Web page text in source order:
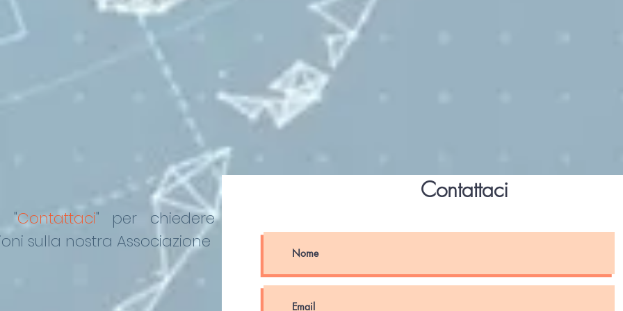
DEL “DE PINEDO-
COLONNA”
"Contattaci"
per chiedere
sulla nostra Associazione
Contattaci